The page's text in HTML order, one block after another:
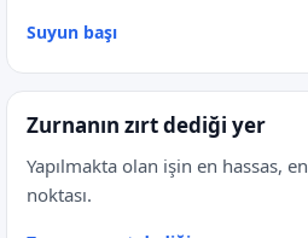
Suyun başı
Zurnanın zırt dediği yer
Yapılmakta olan işin en hassas,
noktası.